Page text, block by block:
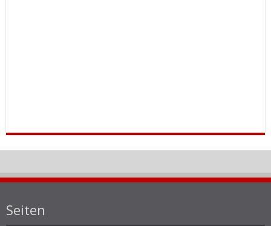
Seiten